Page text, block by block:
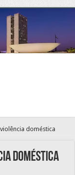
doméstica
doméstica